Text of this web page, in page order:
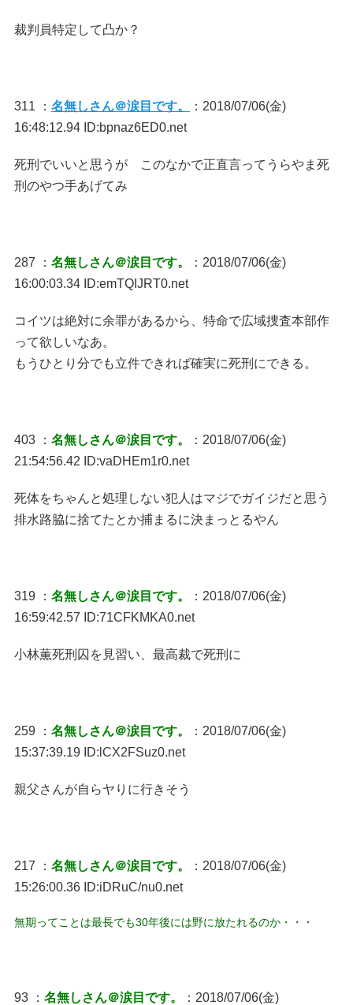
裁判員特定して凸か？
311 ： 名無しさん＠涙目です。
：2018/07/06(金)
16:48:12.94 ID:bpnaz6ED0.net
死刑でいいと思うが このなかで正直言ってうらやま死
刑のやつ手あげてみ
287 ： 名無しさん＠涙目です。
：2018/07/06(金)
16:00:03.34 ID:emTQIJRT0.net
コイツは絶対に余罪があるから、特命で広域捜査本部作
って欲しいなあ。
もうひとり分でも立件できれば確実に死刑にできる。
403 ： 名無しさん＠涙目です。
：2018/07/06(金)
21:54:56.42 ID:vaDHEm1r0.net
死体をちゃんと処理しない犯人はマジでガイジだと思う
排水路脇に捨てたとか捕まるに決まっとるやん
319 ： 名無しさん＠涙目です。
：2018/07/06(金)
16:59:42.57 ID:71CFKMKA0.net
小林薫死刑囚を見習い、最高裁で死刑に
259 ： 名無しさん＠涙目です。
：2018/07/06(金)
15:37:39.19 ID:lCX2FSuz0.net
親父さんが自らヤりに行きそう
217 ： 名無しさん＠涙目です。
：2018/07/06(金)
15:26:00.36 ID:iDRuC/nu0.net
無期ってことは最長でも30年後には野に放たれるのか・・・
93 ： 名無しさん＠涙目です。
：2018/07/06(金)